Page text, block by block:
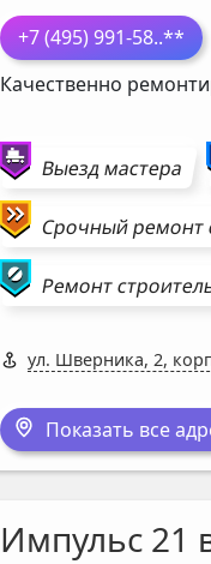
+7 (495) 991-58..**
Качественно
Выезд мастера
Срочный ремонт
Ремонт
ул. Шверника, 2,
Показать все
Импульс 21